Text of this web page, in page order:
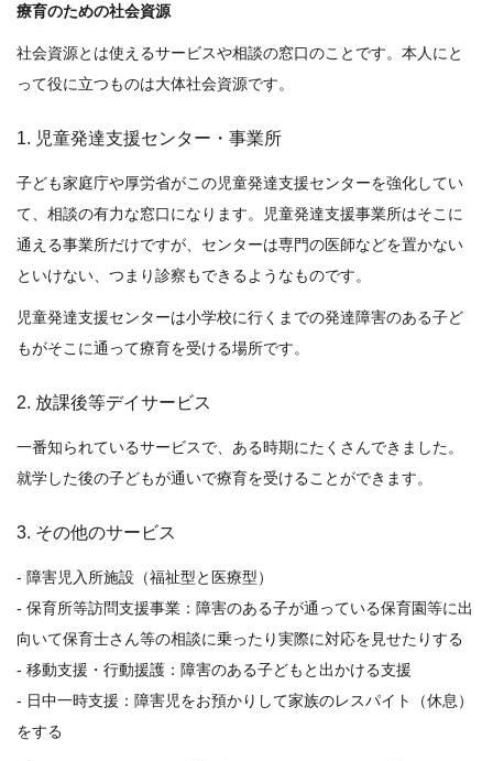
療育のための社会資源
社会資源とは使えるサービスや相談の窓口のことです。本人にと
って役に立つものは大体社会資源です。
1. 児童発達支援センター・事業所
子ども家庭庁や厚労省がこの児童発達支援センターを強化してい
て、相談の有力な窓口になります。児童発達支援事業所はそこに
通える事業所だけですが、センターは専門の医師などを置かない
といけない、つまり診察もできるようなものです。
児童発達支援センターは小学校に行くまでの発達障害のある子ど
もがそこに通って療育を受ける場所です。
2. 放課後等デイサービス
一番知られているサービスで、ある時期にたくさんできました。
就学した後の子どもが通いで療育を受けることができます。
3. その他のサービス
- 障害児入所施設（福祉型と医療型）
- 保育所等訪問支援事業：障害のある子が通っている保育園等に出
向いて保育士さん等の相談に乗ったり実際に対応を見せたりする
- 移動支援・行動援護：障害のある子どもと出かける支援
- 日中一時支援：障害児をお預かりして家族のレスパイト（休息）
をする